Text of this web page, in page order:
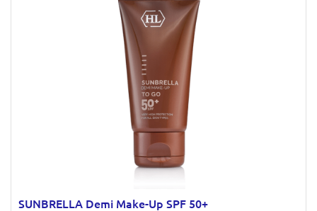
SUNBRELLA Demi Make-Up SPF 50+